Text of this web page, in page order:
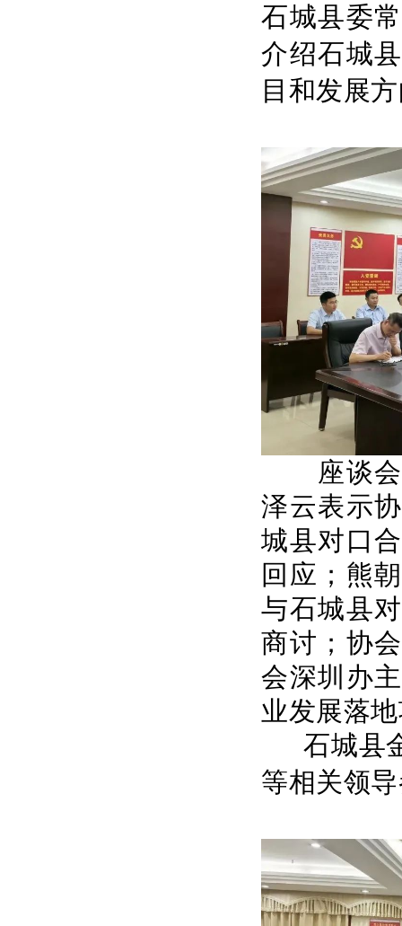
石城县委
介绍石城
目和发展
座谈会
泽云表示
城县对口
回应；熊
与石城县
商讨；协
会深圳办
业发展落
石城县金
等相关领